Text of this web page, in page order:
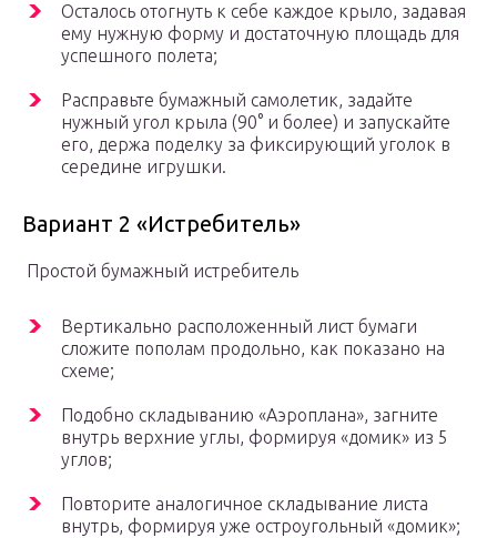
Осталось отогнуть к себе каждое крыло, задавая
ему нужную форму и достаточную площадь для
успешного полета;
Расправьте бумажный самолетик, задайте
нужный угол крыла (90° и более) и запускайте
его, держа поделку за фиксирующий уголок в
середине игрушки.
Вариант 2 «Истребитель»
Простой бумажный истребитель
Вертикально расположенный лист бумаги
сложите пополам продольно, как показано на
схеме;
Подобно складыванию «Аэроплана», загните
внутрь верхние углы, формируя «домик» из 5
углов;
Повторите аналогичное складывание листа
внутрь, формируя уже остроугольный «домик»;